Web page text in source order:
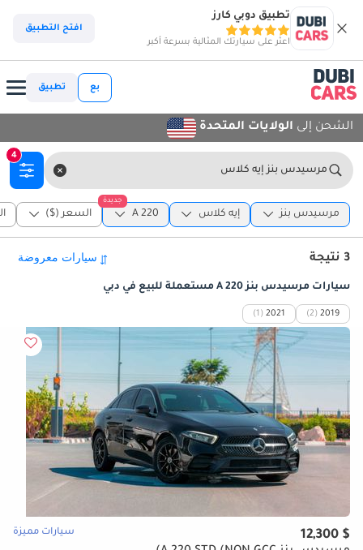
تطبيق دوبي كارز
اعثر على سيارتك المثالية بسرعة أكبر
افتح التطبيق
بع تطبيق
الشحن إلى الولايات المتحدة
مرسيدس بنز إيه كلاس
4
مرسيدس بنز إيه كلاس
جديدة
A 220 السعر ($)
3 نتيجة
سيارات مرسيدس بنز A 220 مستعملة للبيع في دبي
2019
(2)
2021
(1)
$ 12,300 سيارات مميزة